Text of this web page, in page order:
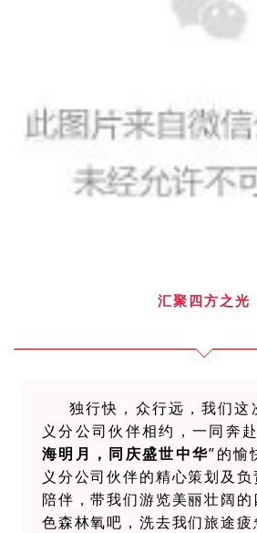
汇聚四方之光
独行快，众行远，我们这
义分公司伙伴相约，一同奔
海明月，同庆盛世中华”的愉
义分公司伙伴的精心策划及
陪伴，带我们游览美丽壮阔
色森林氧吧，洗去我们旅途